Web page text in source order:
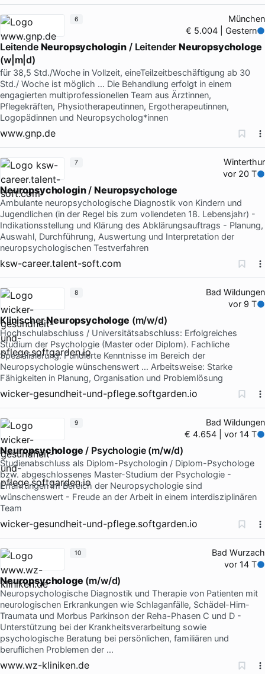
München
€ 5.004 | Gestern
Leitende Neuropsychologin / Leitender Neuropsychologe
(w|m|d)
für 38,5 Std./Woche in Vollzeit, eineTeilzeitbeschäftigung ab 30
Std./ Woche ist möglich … Die Behandlung erfolgt in einem
engagierten multiprofessionellen Team aus Ärztinnen,
Pflegekräften, Physiotherapeutinnen, Ergotherapeutinnen,
Logopädinnen und Neuropsycholog*innen
www.gnp.de
6
Winterthur
vor 20 T
Neuropsychologin/ Neuropsychologe
Ambulante neuropsychologische Diagnostik von Kindern und
Jugendlichen (in der Regel bis zum vollendeten 18. Lebensjahr) -
Indikationsstellung und Klärung des Abklärungsauftrags - Planung,
Auswahl, Durchführung, Auswertung und Interpretation der
neuropsychologischen Testverfahren
ksw-career.talent-soft.com
7
Bad Wildungen
vor 9 T
KlinischerNeuropsychologe (m/w/d)
Hochschulabschluss / Universitätsabschluss: Erfolgreiches
Studium der Psychologie (Master oder Diplom). Fachliche
Spezialisierung: Fundierte Kenntnisse im Bereich der
Neuropsychologie wünschenswert … Arbeitsweise: Starke
Fähigkeiten in Planung, Organisation und Problemlösung
wicker-gesundheit-und-pflege.softgarden.io
8
Bad Wildungen
€ 4.654 | vor 14 T
Neuropsychologe / Psychologie (m/w/d)
Studienabschluss als Diplom-Psychologin / Diplom-Psychologe
bzw. abgeschlossenes Master-Studium der Psychologie -
Erfahrungen im Bereich der Neuropsychologie sind
wünschenswert - Freude an der Arbeit in einem interdisziplinären
Team
wicker-gesundheit-und-pflege.softgarden.io
9
Bad Wurzach
vor 14 T
Neuropsychologe (m/w/d)
Neuropsychologische Diagnostik und Therapie von Patienten mit
neurologischen Erkrankungen wie Schlaganfälle, Schädel-Hirn-
Traumata und Morbus Parkinson der Reha-Phasen C und D -
Unterstützung bei der Krankheitsverarbeitung sowie
psychologische Beratung bei persönlichen, familiären und
beruflichen Problemen der …
www.wz-kliniken.de
10